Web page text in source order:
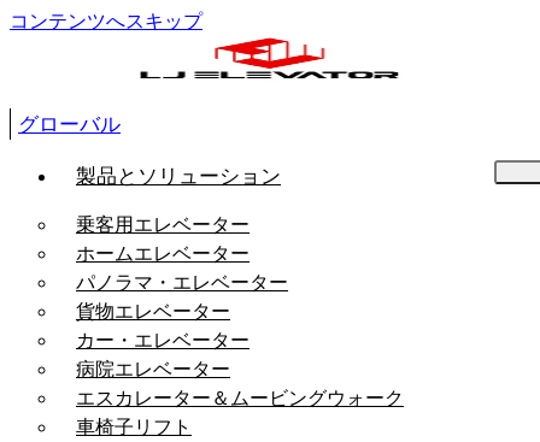
コンテンツへスキップ
グローバル
製品とソリューション
乗客用エレベーター
ホームエレベーター
パノラマ・エレベーター
貨物エレベーター
カー・エレベーター
病院エレベーター
エスカレーター＆ムービングウォーク
車椅子リフト